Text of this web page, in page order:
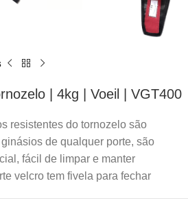
| 4kg | Voeil | VGT400
resistentes do tornozelo são
de qualquer porte, são
fácil de limpar e manter
velcro tem fivela para fechar